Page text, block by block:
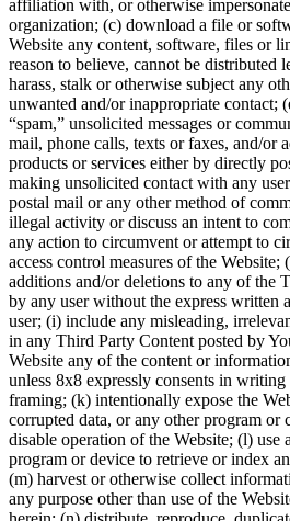
affiliation with, or otherwise
organization; (c) download a file or
Website any content, software, files or
reason to believe, cannot be distributed
harass, stalk or otherwise subject any
unwanted and/or inappropriate contact;
“spam,” unsolicited messages or
mail, phone calls, texts or faxes, and/or
products or services either by directly
making unsolicited contact with any
postal mail or any other method of
illegal activity or discuss an intent to
any action to circumvent or attempt to
access control measures of the Website;
additions and/or deletions to any of the
by any user without the express written
user; (i) include any misleading,
in any Third Party Content posted by
Website any of the content or
unless 8x8 expressly consents in
framing; (k) intentionally expose the
corrupted data, or any other program or
disable operation of the Website; (l) use
program or device to retrieve or index
(m) harvest or otherwise collect
any purpose other than use of the